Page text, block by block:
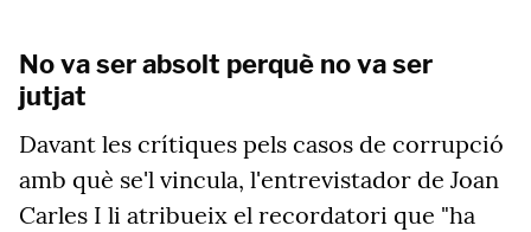
No va ser absolt perquè no va ser
jutjat
Davant les crítiques pels casos de corrupció
amb què se'l vincula, l'entrevistador de Joan
Carles I li atribueix el recordatori que "ha